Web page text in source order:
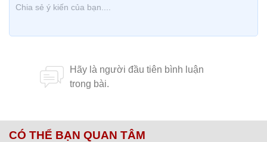
CÓ THỂ BẠN QUAN TÂM